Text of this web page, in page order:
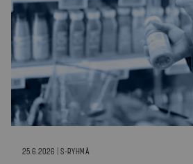
25.6.2026 | S-RYHMÄ